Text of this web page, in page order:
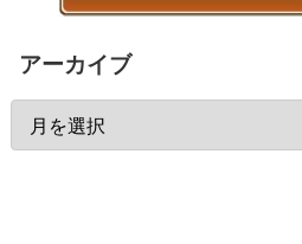
アーカイブ